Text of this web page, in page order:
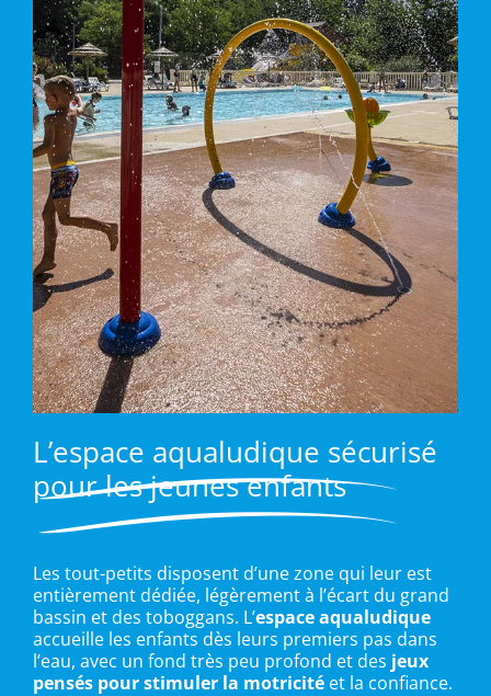
L’espace aqualudique sécurisé
pour les jeunes enfants
Les tout-petits disposent d’une zone qui leur est
entièrement dédiée, légèrement à l’écart du grand
bassin et des toboggans. L’espace aqualudique
accueille les enfants dès leurs premiers pas dans
l’eau, avec un fond très peu profond et des jeux
pensés pour stimuler la motricitéet la confiance.